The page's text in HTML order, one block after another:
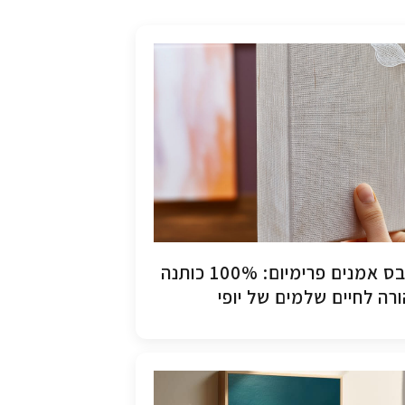
קנבס אמנים פרימיום: 100% כותנה
לחיים שלמים של יופי